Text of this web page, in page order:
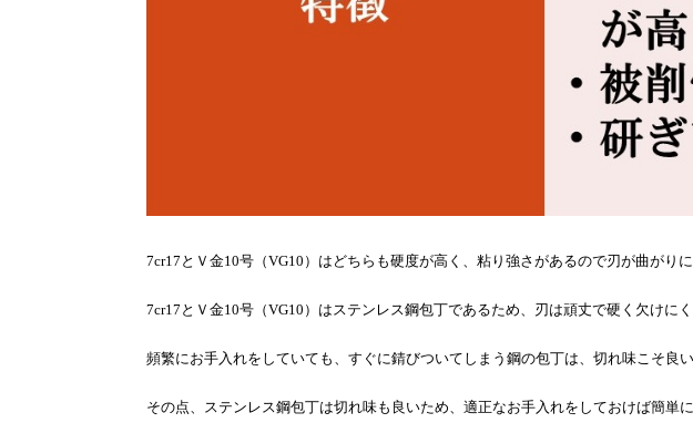
7cr17 とＶ金10号（VG10 ）はどちらも硬度が高く、 粘り強さがあるので刃が曲がり
7cr17 とＶ金10号（VG10 ）はステンレス鋼包丁であるため、 刃は頑丈で硬く欠けにく
頻繁にお手入れをしていても、 すぐに錆びついてしまう鋼の包丁は、 切れ味こそ良い
その点、ステンレス鋼包丁は切れ味も良いため、 適正なお手入れをしておけば簡単